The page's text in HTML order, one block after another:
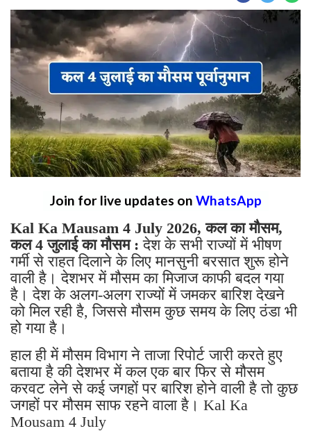
Join for live updates on WhatsApp
Kal Ka Mausam 4 July 2026, कल का मौसम,
कल 4 जुलाई का मौसम : देश के सभी राज्यों में भीषण
गर्मी से राहत दिलाने के लिए मानसुनी बरसात शुरू होने
वाली है। देशभर में मौसम का मिजाज काफी बदल गया
है। देश के अलग-अलग राज्यों में जमकर बारिश देखने
को मिल रही है, जिससे मौसम कुछ समय के लिए ठंडा भी
हो गया है।
हाल ही में मौसम विभाग ने ताजा रिपोर्ट जारी करते हुए
बताया है की देशभर में कल एक बार फिर से मौसम
करवट लेने से कई जगहों पर बारिश होने वाली है तो कुछ
जगहों पर मौसम साफ रहने वाला है। Kal Ka
Mousam 4 July